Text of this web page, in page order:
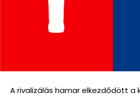
A rivalizálás hamar elkezdődött a